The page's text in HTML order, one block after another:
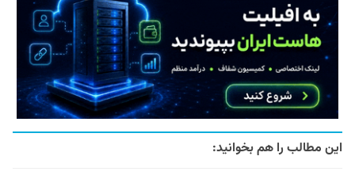
این مطالب را هم بخوانید: